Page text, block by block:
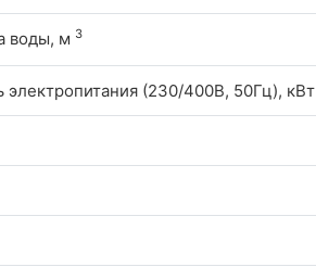
воды, м 3
электропитания (230/400В, 50Гц), кВт